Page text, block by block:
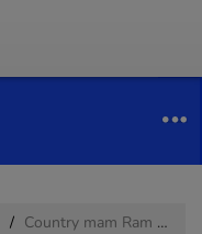
Country mam Ram 27.07.2026